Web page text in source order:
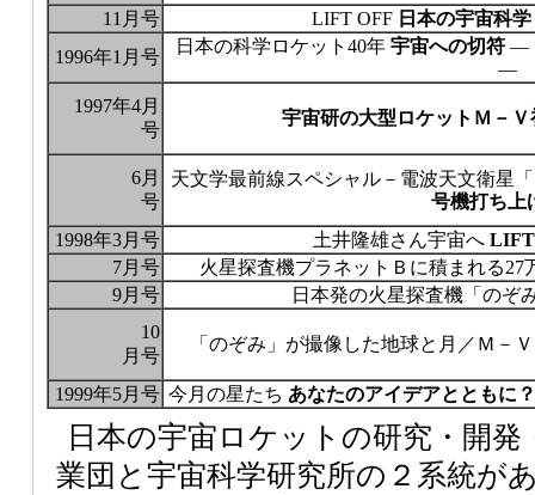
11月号
LIFT OFF 日本の宇宙科
1996年1月号
日本の科学ロケット40年 宇宙への切符 ―
―
1997年4月
号
宇宙研の大型ロケットＭ－
6月
号
天文学最前線スペシャル－電波天文衛星
号機打ち上
1998年3月号
土井隆雄さん宇宙へ
7月号
火星探査機プラネットＢに積まれる
9月号
日本発の火星探査機「のぞ
10
月号
「のぞみ」が撮像した地球と月／Ｍ－
1999年5月号 今月の星たち あなたのアイデアとともに
日本の宇宙ロケットの研究・開
業団と宇宙科学研究所の２系統が